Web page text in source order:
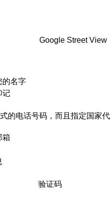
Google Street View
的名字
记
的电话号码，而且指定国家代
箱
验证码